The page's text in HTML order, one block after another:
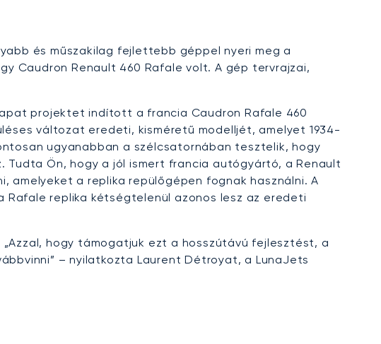
és műszakilag fejlettebb géppel nyeri meg a
Caudron Renault 460 Rafale volt. A gép tervrajzai,
projektet indított a francia Caudron Rafale 460
változat eredeti, kisméretű modelljét, amelyet 1934-
ugyanabban a szélcsatornában tesztelik, hogy
Ön, hogy a jól ismert francia autógyártó, a Renault
a replika repülőgépen fognak használni. A
replika kétségtelenül azonos lesz az eredeti
hogy támogatjuk ezt a hosszútávú fejlesztést, a
– nyilatkozta Laurent Détroyat, a LunaJets